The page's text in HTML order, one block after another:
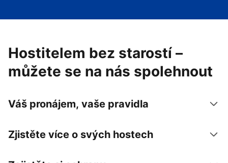
Hostitelem bez starostí –
můžete se na nás spolehnout
Váš pronájem, vaše pravidla
Zjistěte více o svých hostech